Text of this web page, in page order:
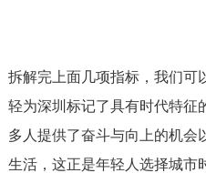
拆解完上面几项指标，我们可
轻为深圳标记了具有时代特征
多人提供了奋斗与向上的机会
生活，这正是年轻人选择城市